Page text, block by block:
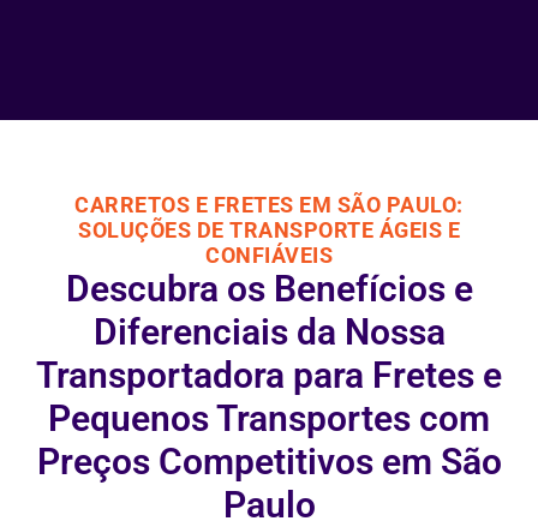
CARRETOS E FRETES EM SÃO PAULO:
SOLUÇÕES DE TRANSPORTE ÁGEIS E
CONFIÁVEIS
Descubra os Benefícios e
Diferenciais da Nossa
Transportadora para Fretes e
Pequenos Transportes com
Preços Competitivos em São
Paulo